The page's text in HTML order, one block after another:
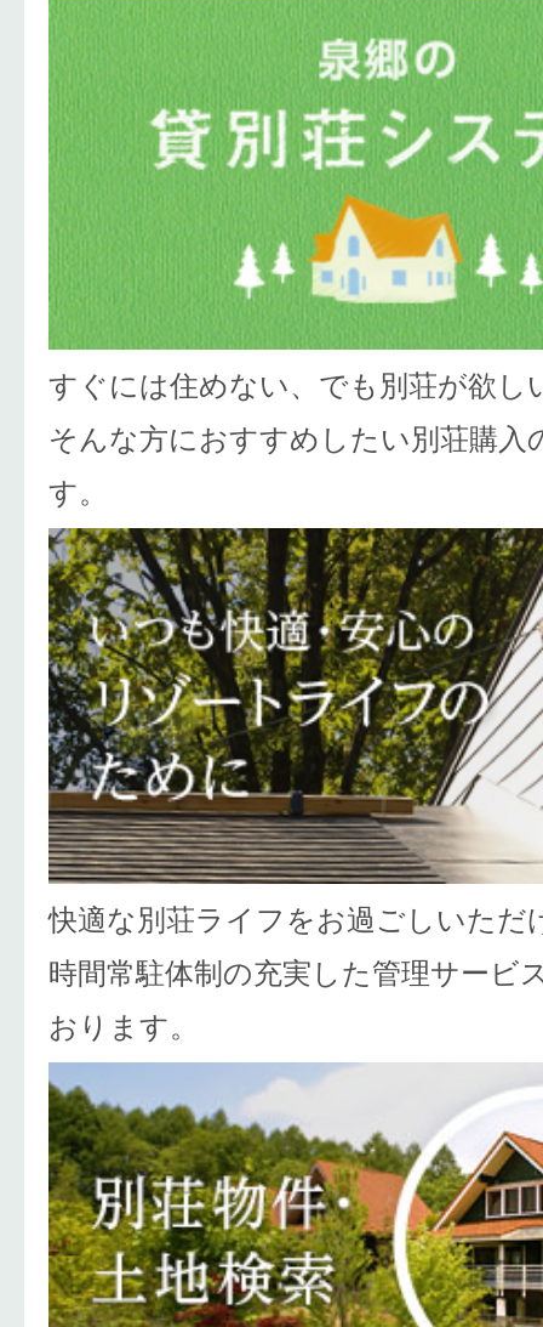
すぐには住めない、でも別荘が欲し
そんな方におすすめしたい別荘購入
す。
快適な別荘ライフをお過ごしいただ
時間常駐体制の充実した管理サービ
おります。